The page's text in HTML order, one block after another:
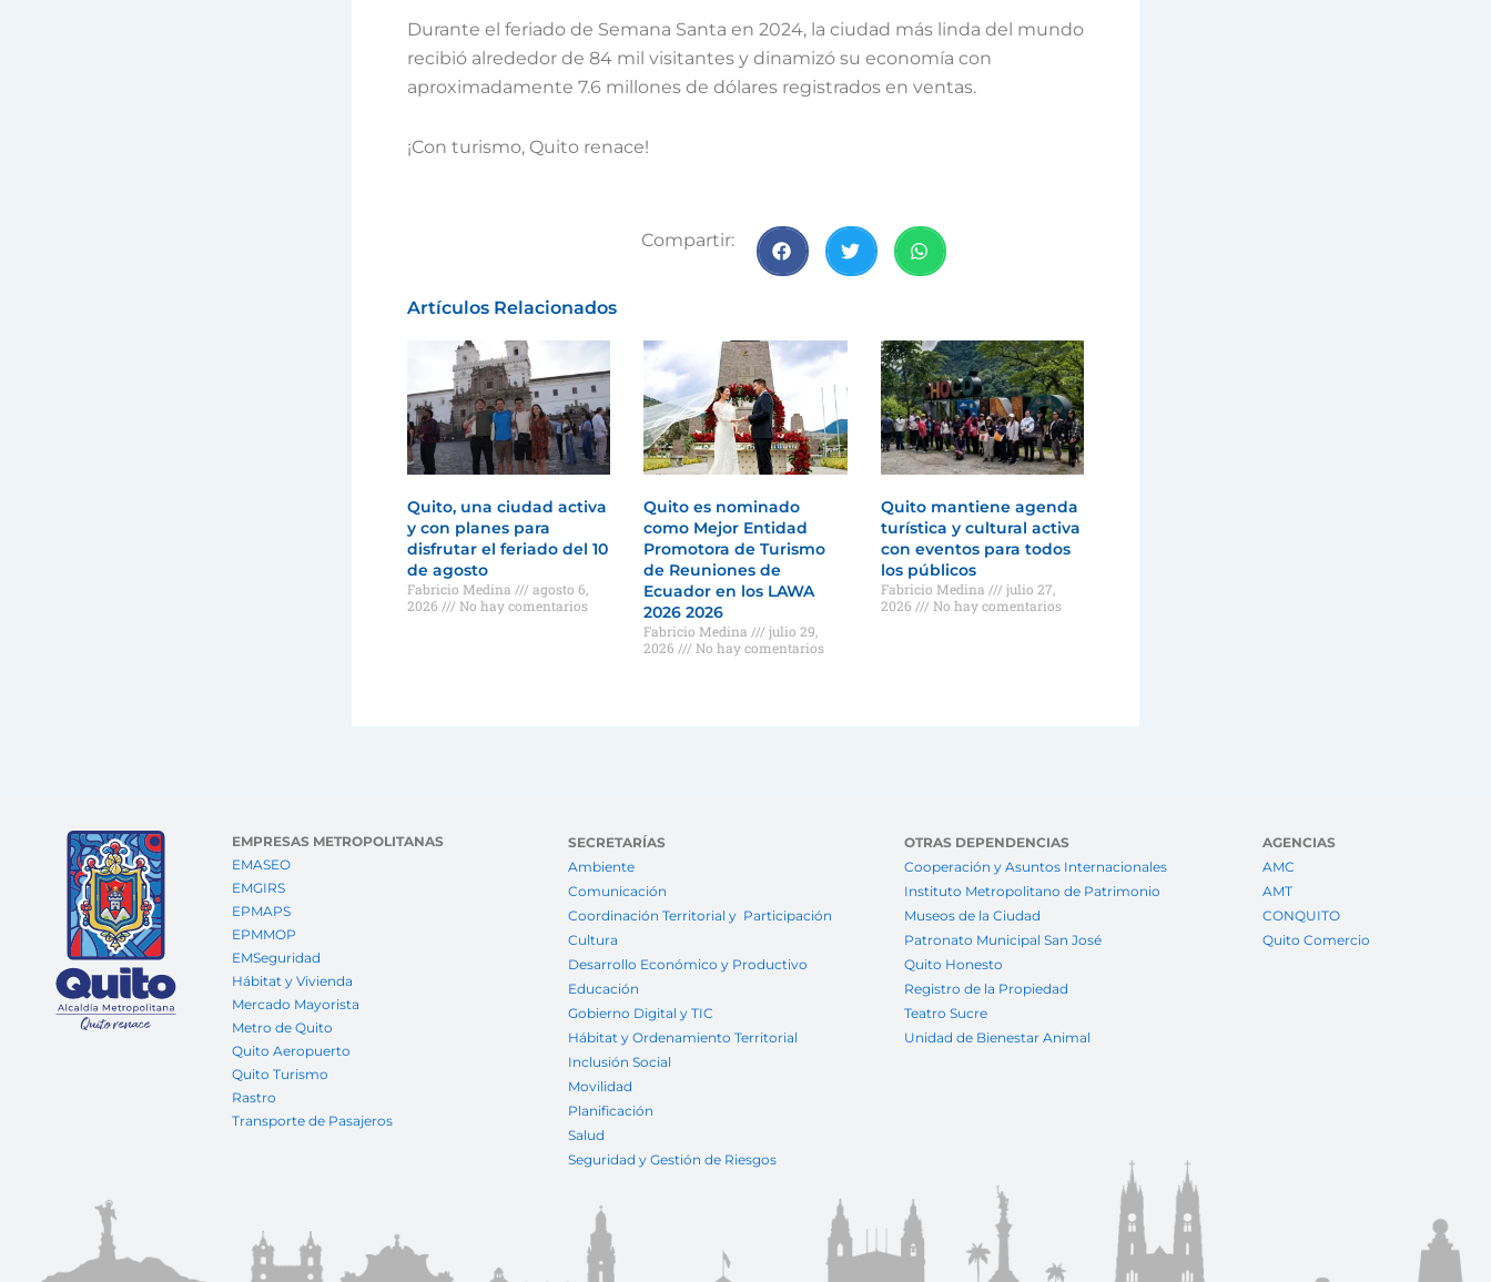
Durante el feriado de Semana Santa en 2024, la ciudad más linda del mundo
recibió alrededor de 84 mil visitantes y dinamizó su economía con
aproximadamente 7.6 millones de dólares registrados en ventas.
¡Con turismo, Quito renace!
Compartir:
Artículos Relacionados
Quito, una ciudad activa
y con planes para
disfrutar el feriado del 10
de agosto
Fabricio Medina
agosto 6,
2026
No hay comentarios
Quito es nominado
como Mejor Entidad
Promotora de Turismo
de Reuniones de
Ecuador en los LAWA
2026 2026
Fabricio Medina
julio 29,
2026
No hay comentarios
Quito mantiene agenda
turística y cultural activa
con eventos para todos
los públicos
Fabricio Medina
julio 27,
2026
No hay comentarios
EMPRESAS METROPOLITANAS
EMASEO
EMGIRS
EPMAPS
EPMMOP
EMSeguridad
Hábitat y Vivienda
Mercado Mayorista
Metro de Quito
Quito Aeropuerto
Quito Turismo
Rastro
Transporte de Pasajeros
SECRETARÍAS
Ambiente
Comunicación
Coordinación Territorial y Participación
Cultura
Desarrollo Económico y Productivo
Educación
Gobierno Digital y TIC
Hábitat y Ordenamiento Territorial
Inclusión Social
Movilidad
Planificación
Salud
Seguridad y Gestión de Riesgos
OTRAS DEPENDENCIAS
Cooperación y Asuntos Internacionales
Instituto Metropolitano de Patrimonio
Museos de la Ciudad
Patronato Municipal San José
Quito Honesto
Registro de la Propiedad
Teatro Sucre
Unidad de Bienestar Animal
AGENCIAS
AMC
AMT
CONQUITO
Quito Comercio